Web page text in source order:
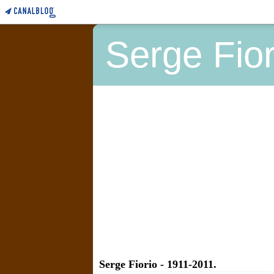
Serge
Serge Fiorio - 1911-2011.